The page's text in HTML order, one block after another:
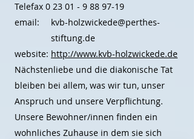
Telefax 0 23 01 - 9 88 97-19
email:
website:
kvb-holzwickede@perthes-
stiftung.de
http://www.kvb-holzwickede.de
Nächstenliebe und die diakonische Tat
bleiben bei allem, was wir tun, unser
Anspruch und unsere Verpflichtung.
Unsere Bewohner/innen finden ein
wohnliches Zuhause in dem sie sich